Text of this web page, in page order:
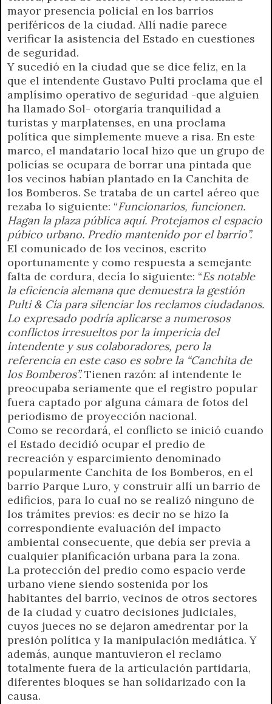
mayor presencia policial en los barrios
periféricos de la ciudad. Allí nadie parece
verificar la asistencia del Estado en cuestiones
de seguridad.
Y sucedió en la ciudad que se dice feliz, en la
que el intendente Gustavo Pulti proclama que el
amplísimo operativo de seguridad -que alguien
ha llamado Sol- otorgaría tranquilidad a
turistas y marplatenses, en una proclama
política que simplemente mueve a risa. En este
marco, el mandatario local hizo que un grupo de
policías se ocupara de borrar una pintada que
los vecinos habían plantado en la Canchita de
los Bomberos. Se trataba de un cartel aéreo que
rezaba lo siguiente: “Funcionarios, funcionen.
Hagan la plaza pública aquí. Protejamos el espacio
púbico urbano. Predio mantenido por el barrio”.
El comunicado de los vecinos, escrito
oportunamente y como respuesta a semejante
falta de cordura, decía lo siguiente: “Es notable
la eficiencia alemana que demuestra la gestión
Pulti & Cía para silenciar los reclamos ciudadanos.
Lo expresado podría aplicarse a numerosos
conflictos irresueltos por la impericia del
intendente y sus colaboradores, pero la
referencia en este caso es sobre la “Canchita de
los Bomberos”.Tienen razón: al intendente le
preocupaba seriamente que el registro popular
fuera captado por alguna cámara de fotos del
periodismo de proyección nacional.
Como se recordará, el conflicto se inició cuando
el Estado decidió ocupar el predio de
recreación y esparcimiento denominado
popularmente Canchita de los Bomberos, en el
barrio Parque Luro, y construir allí un barrio de
edificios, para lo cual no se realizó ninguno de
los trámites previos: es decir no se hizo la
correspondiente evaluación del impacto
ambiental consecuente, que debía ser previa a
cualquier planificación urbana para la zona.
La protección del predio como espacio verde
urbano viene siendo sostenida por los
habitantes del barrio, vecinos de otros sectores
de la ciudad y cuatro decisiones judiciales,
cuyos jueces no se dejaron amedrentar por la
presión política y la manipulación mediática. Y
además, aunque mantuvieron el reclamo
totalmente fuera de la articulación partidaria,
diferentes bloques se han solidarizado con la
causa.